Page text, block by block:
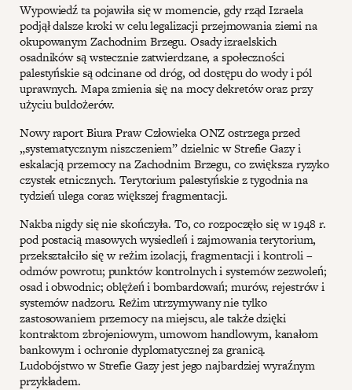
Wypowiedź ta pojawiła się w momencie, gdy rząd Izraela
podjął dalsze kroki w celu legalizacji przejmowania ziemi na
okupowanym Zachodnim Brzegu. Osady izraelskich
osadników są wstecznie zatwierdzane, a społeczności
palestyńskie są odcinane od dróg, od dostępu do wody i pól
uprawnych. Mapa zmienia się na mocy dekretów oraz przy
użyciu buldożerów.
Nowy raport Biura Praw Człowieka ONZ ostrzega przed
„systematycznym niszczeniem” dzielnic w Strefie Gazy i
eskalacją przemocy na Zachodnim Brzegu, co zwiększa ryzyko
czystek etnicznych. Terytorium palestyńskie z tygodnia na
tydzień ulega coraz większej fragmentacji.
Nakba nigdy się nie skończyła. To, co rozpoczęło się w 1948 r.
pod postacią masowych wysiedleń i zajmowania terytorium,
przekształciło się w reżim izolacji, fragmentacji i kontroli –
odmów powrotu; punktów kontrolnych i systemów zezwoleń;
osad i obwodnic; oblężeń i bombardowań; murów, rejestrów i
systemów nadzoru. Reżim utrzymywany nie tylko
zastosowaniem przemocy na miejscu, ale także dzięki
kontraktom zbrojeniowym, umowom handlowym, kanałom
bankowym i ochronie dyplomatycznej za granicą.
Ludobójstwo w Strefie Gazy jest jego najbardziej wyraźnym
przykładem.